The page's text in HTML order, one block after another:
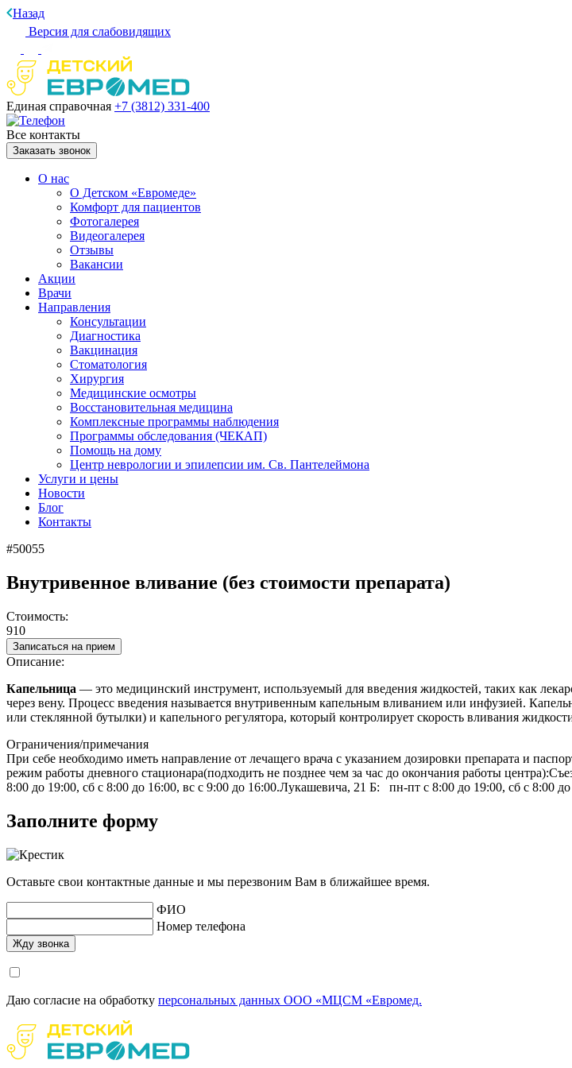
Назад
Версия для слабовидящих
Единая справочная +7 (3812) 331-400
Все контакты
Заказать звонок
О нас
О Детском «Евромеде»
Комфорт для пациентов
Фотогалерея
Видеогалерея
Отзывы
Вакансии
Акции
Врачи
Направления
Консультации
Диагностика
Вакцинация
Стоматология
Хирургия
Медицинские осмотры
Восстановительная медицина
Комплексные программы наблюдения
Программы обследования (ЧЕКАП)
Помощь на дому
Центр неврологии и эпилепсии им. Св. Пантелеймона
Услуги и цены
Новости
Блог
Контакты
#50055
Внутривенное вливание (без стоимости препарата)
Стоимость:
910
Записаться на прием
Описание:
Капельница — это медицинский инструмент, используемый для введения жидкостей, таких как
через вену. Процесс введения называется внутривенным капельным вливанием или инфузией.
или стеклянной бутылки) и капельного регулятора, который контролирует скорость вливания
Ограничения/примечания
При себе необходимо иметь направление от лечащего врача с указанием дозировки препарата и
режим работы дневного стационара(подходить не позднее чем за час до окончания работы
8:00 до 19:00, сб с 8:00 до 16:00, вс с 9:00 до 16:00.Лукашевича, 21 Б: пн-пт с 8:00 до 19:00, сб с 8:00
Заполните форму
Оставьте свои контактные данные и мы перезвоним Вам в ближайшее время.
ФИО
Номер телефона
Даю согласие на обработку персональных данных ООО «МЦСМ «Евромед.